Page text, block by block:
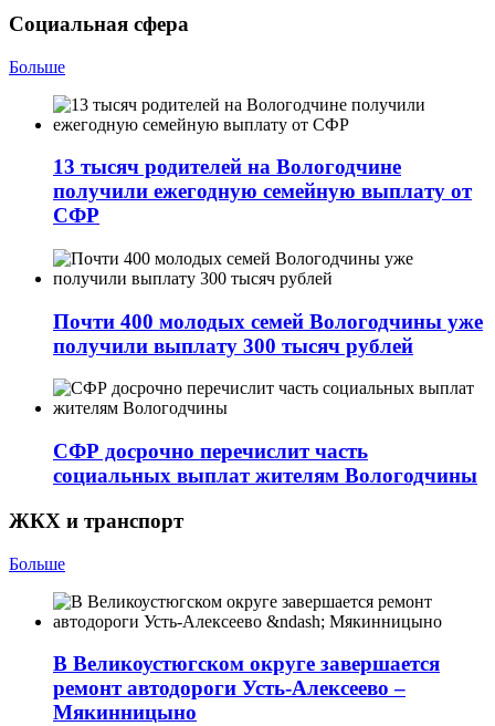
Социальная сфера
Больше
13 тысяч родителей на Вологодчине
получили ежегодную семейную выплату от
СФР
Почти 400 молодых семей Вологодчины уже
получили выплату 300 тысяч рублей
СФР досрочно перечислит часть
социальных выплат жителям Вологодчины
ЖКХ и транспорт
Больше
В Великоустюгском округе завершается
ремонт автодороги Усть-Алексеево –
Мякинницыно